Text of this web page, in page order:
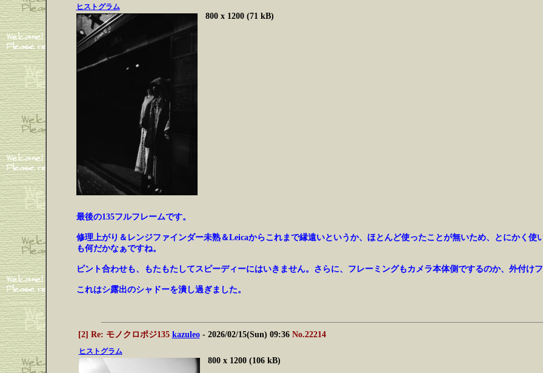
ヒストグラム
800 x 1200 (71 kB)
最後の135フルフレームです。
修理上がり＆レンジファインダー未熟＆Leicaからこれまで縁遠いというか、ほとんど使ったことが無いため、とにかく
も何だかなぁですね。
ピント合わせも、もたもたしてスピーディーにはいきません。さらに、フレーミングもカメラ本体側でするのか、外付け
これはシ露出のシャドーを潰し過ぎました。
[2] Re: モノクロポジ135 kazuleo- 2026/02/15(Sun) 09:36 No.22214
ヒストグラム
800 x 1200 (106 kB)